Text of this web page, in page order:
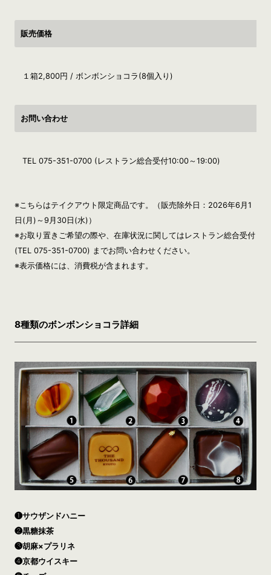
販売価格
１箱2,800円 / ボンボンショコラ(8個入り)
お問い合わせ
TEL 075-351-0700 (レストラン総合受付10:00～19:00)
※こちらはテイクアウト限定商品です。（販売除外日：2026年6月1
日(月)～9月30日(水)）
※お取り置きご希望の際や、在庫状況に関してはレストラン総合受付
(TEL 075-351-0700) までお問い合わせください。
※表示価格には、消費税が含まれます。
8種類のボンボンショコラ詳細
❶サウザンドハニー
❷黒糖抹茶
❸胡麻×プラリネ
❹京都ウイスキー